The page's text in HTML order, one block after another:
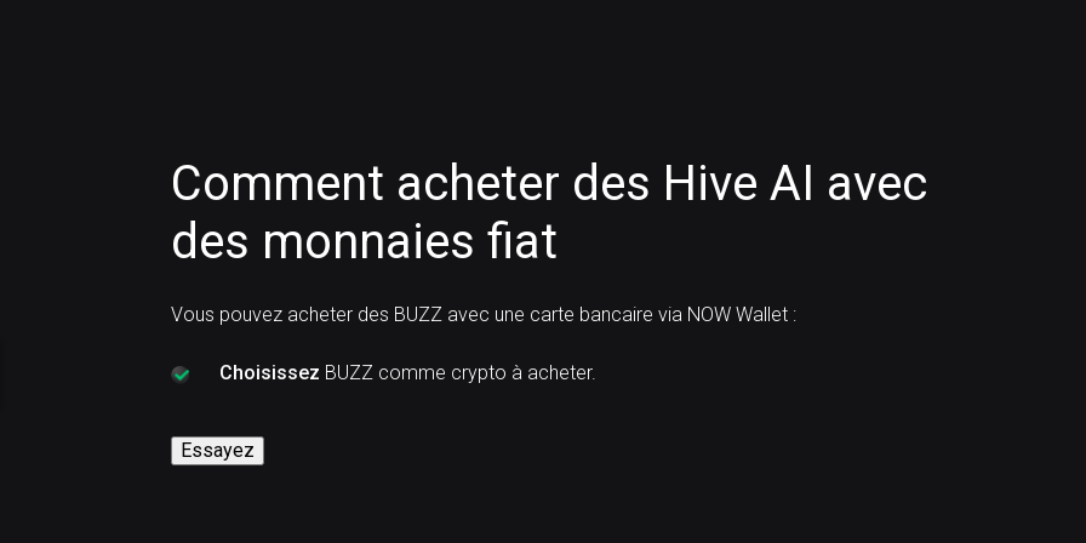
Comment acheter des Hive AI avec
des monnaies fiat
Vous pouvez acheter des BUZZ avec une carte bancaire via NOW Wallet :
Choisissez BUZZ comme crypto à acheter.
Essayez